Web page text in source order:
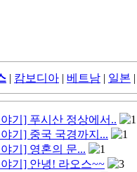
| 캄보디아 | 베트남 | 일본 |
기] 푸시산 정상에서..
1
기] 중국 국경까지...
1
기] 영혼의 문...
1
기] 안녕! 라오스~~
3